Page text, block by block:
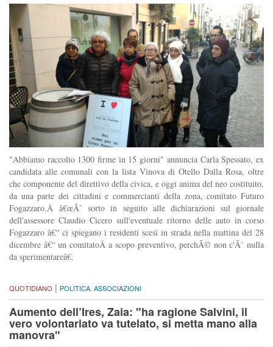
"Abbiamo raccolto 1300 firme in 15 giorni" annuncia Carla Spessato, ex
candidata alle comunali con la lista Vinova di Otello Dalla Rosa, oltre
che componente del direttivo della civica, e oggi anima del neo costituito,
da una parte dei cittadini e commercianti della zona, comitato Futuro
Fogazzaro.Â â€œÃˆ sorto in seguito alle dichiarazioni sul giornale
dell'assessore Claudio Cicero sull'eventuale ritorno delle auto in corso
Fogazzaro â€“ ci spiegano i residenti scesi in strada nella mattina del 28
dicembre â€“ un comitatoÂ a scopo preventivo, perchÃ© non c'Ã¨ nulla
da sperimentareâ€.
QUOTIDIANO | POLITICA ASSOCIAZIONI
Aumento dell’Ires, Zaia: "ha ragione Salvini, il
vero volontariato va tutelato, si metta mano alla
manovra"